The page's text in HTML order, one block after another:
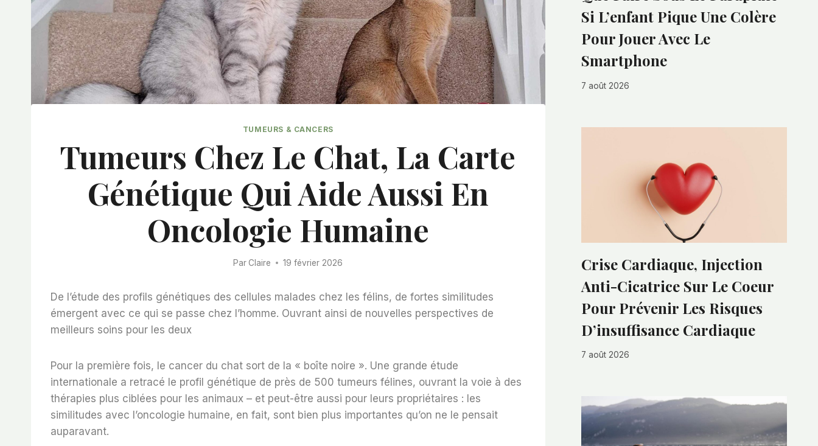
TUMEURS & CANCERS
Tumeurs Chez Le Chat, La Carte
Génétique Qui Aide Aussi En
Oncologie Humaine
Par Claire 19 février 2026
De l’étude des profils génétiques des cellules malades chez les félins, de fortes similitudes
émergent avec ce qui se passe chez l’homme. Ouvrant ainsi de nouvelles perspectives de
meilleurs soins pour les deux
Pour la première fois, le cancer du chat sort de la « boîte noire ». Une grande étude
internationale a retracé le profil génétique de près de 500 tumeurs félines, ouvrant la voie à des
thérapies plus ciblées pour les animaux – et peut-être aussi pour leurs propriétaires : les
similitudes avec l’oncologie humaine, en fait, sont bien plus importantes qu’on ne le pensait
auparavant.
Si L’enfant Pique Une Colère
Pour Jouer Avec Le
Smartphone
7 août 2026
Crise Cardiaque, Injection
Anti-Cicatrice Sur Le Coeur
Pour Prévenir Les Risques
D’insuffisance Cardiaque
7 août 2026